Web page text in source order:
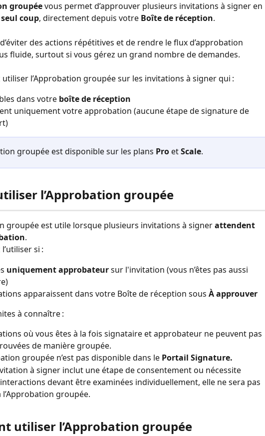
groupée vous permet d’approuver plusieurs invitations à signer en
seul coup, directement depuis votre Boîte de réception.
des actions répétitives et de rendre le flux d’approbation
fluide, surtout si vous gérez un grand nombre de demandes.
l’Approbation groupée sur les invitations à signer qui :
dans votre boîte de réception
uniquement votre approbation (aucune étape de signature de
groupée est disponible sur les plans Pro et Scale.
l’Approbation groupée
groupée est utile lorsque plusieurs invitations à signer attendent
.
si :
uniquement approbateur sur l'invitation (vous n’êtes pas aussi
apparaissent dans votre Boîte de réception sous À approuver
à connaître :
où vous êtes à la fois signataire et approbateur ne peuvent pas
de manière groupée.
groupée n’est pas disponible dans le Portail Signature.
à signer inclut une étape de consentement ou nécessite
interactions devant être examinées individuellement, elle ne sera pas
l’Approbation groupée.
utiliser l’Approbation groupée